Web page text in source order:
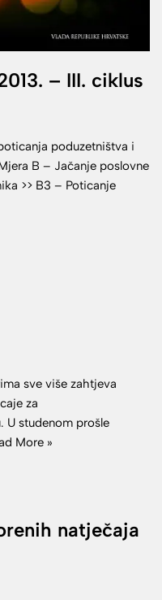
– III. ciklus
poduzetništva i
B – Jačanje poslovne
>> B3 – Poticanje
sve više zahtjeva
za
U studenom prošle
More »
natječaja